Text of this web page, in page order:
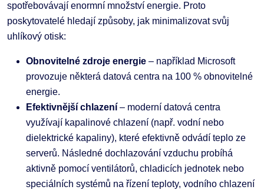
spotřebovávají enormní množství energie. Proto
poskytovatelé hledají způsoby, jak minimalizovat svůj
uhlíkový otisk:
Obnovitelné zdroje energie – například Microsoft
provozuje některá datová centra na 100 % obnovitelné
energie.
Efektivnější chlazení – moderní datová centra
využívají kapalinové chlazení (např. vodní nebo
dielektrické kapaliny), které efektivně odvádí teplo ze
serverů. Následné dochlazování vzduchu probíhá
aktivně pomocí ventilátorů, chladicích jednotek nebo
speciálních systémů na řízení teploty, vodního chlazení